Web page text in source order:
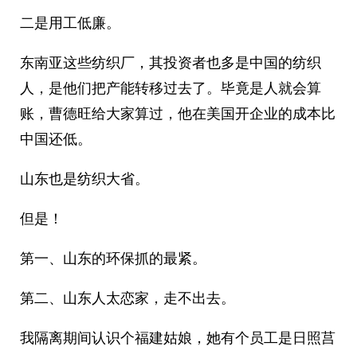
二是用工低廉。
东南亚这些纺织厂，其投资者也多是中国的纺织
人，是他们把产能转移过去了。毕竟是人就会算
账，曹德旺给大家算过，他在美国开企业的成本比
中国还低。
山东也是纺织大省。
但是！
第一、山东的环保抓的最紧。
第二、山东人太恋家，走不出去。
我隔离期间认识个福建姑娘，她有个员工是日照莒